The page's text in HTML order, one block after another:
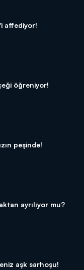
affediyor!
öğreniyor!
peşinde!
ayrılıyor mu?
aşk sarhoşu!